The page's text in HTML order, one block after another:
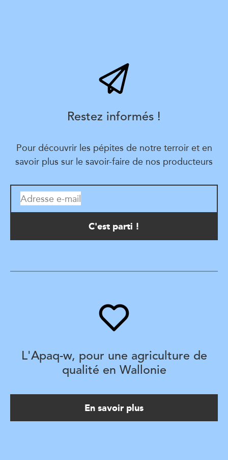
Restez informés !
Pour découvrir les pépites de notre terroir et en
savoir plus sur le savoir-faire de nos producteurs
Adresse e-mail
L'Apaq-w, pour une agriculture de
qualité en Wallonie
En savoir plus